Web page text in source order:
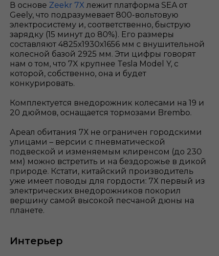
В основе Zeekr 7X лежит платформа SEA от
Geely, что подразумевает 800-вольтовую
электросистему и, соответственно, быструю
зарядку (15 минут до 80%). Его размеры
составляют 4825х1930х1656 мм с внушительной
колесной базой 2925 мм. Эти цифры говорят
нам о том, что 7X крупнее Tesla Model Y, с
которой, собственно, она и будет
конкурировать.
Комплектуется внедорожник колесами на 19 и
20 дюймов, оснащается тормозами Brembo.
Ареал обитания 7Х не ограничен городскими
улицами – версии с пневматической
подвеской и изменяемым клиренсом (до 230
мм) можно встретить и на бездорожье в дикой
природе. Кстати, китайский производитель
уже имеет поводы для гордости: 7Х первый из
электрических внедорожников покорил
вершину самой высокой песчаной дюны на
планете.
Интерьер